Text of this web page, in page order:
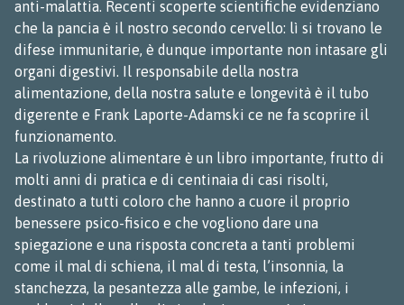
anti-malattia. Recenti scoperte scientifiche evidenziano
che la pancia è il nostro secondo cervello: lì si trovano le
difese immunitarie, è dunque importante non intasare gli
organi digestivi. Il responsabile della nostra
alimentazione, della nostra salute e longevità è il tubo
digerente e Frank Laporte-Adamski ce ne fa scoprire il
funzionamento.
La rivoluzione alimentare è un libro importante, frutto di
molti anni di pratica e di centinaia di casi risolti,
destinato a tutti coloro che hanno a cuore il proprio
benessere psico-fisico e che vogliono dare una
spiegazione e una risposta concreta a tanti problemi
come il mal di schiena, il mal di testa, l’insonnia, la
stanchezza, la pesantezza alle gambe, le infezioni, i